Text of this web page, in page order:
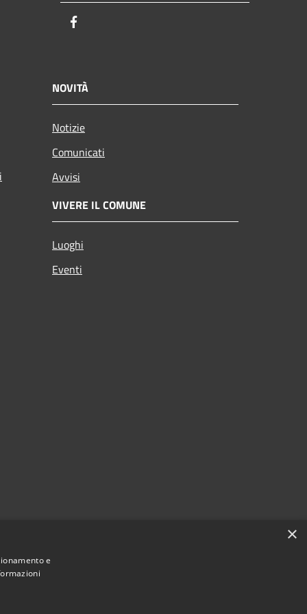
NOVITÀ
Notizie
Comunicati
Avvisi
VIVERE IL COMUNE
Luoghi
Eventi
×
e